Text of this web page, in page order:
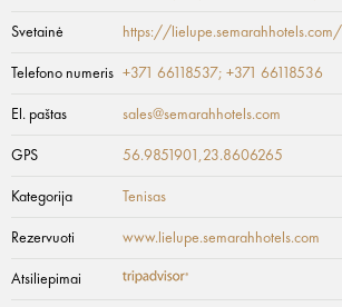
Svetainė https://lielupe.semarahhotels.com/
Telefono numeris +371 66118537; +371 66118536
El. paštas sales@semarahhotels.com
GPS 56.9851901,23.8606265
Kategorija Tenisas
Rezervuoti www.lielupe.semarahhotels.com
Atsiliepimai